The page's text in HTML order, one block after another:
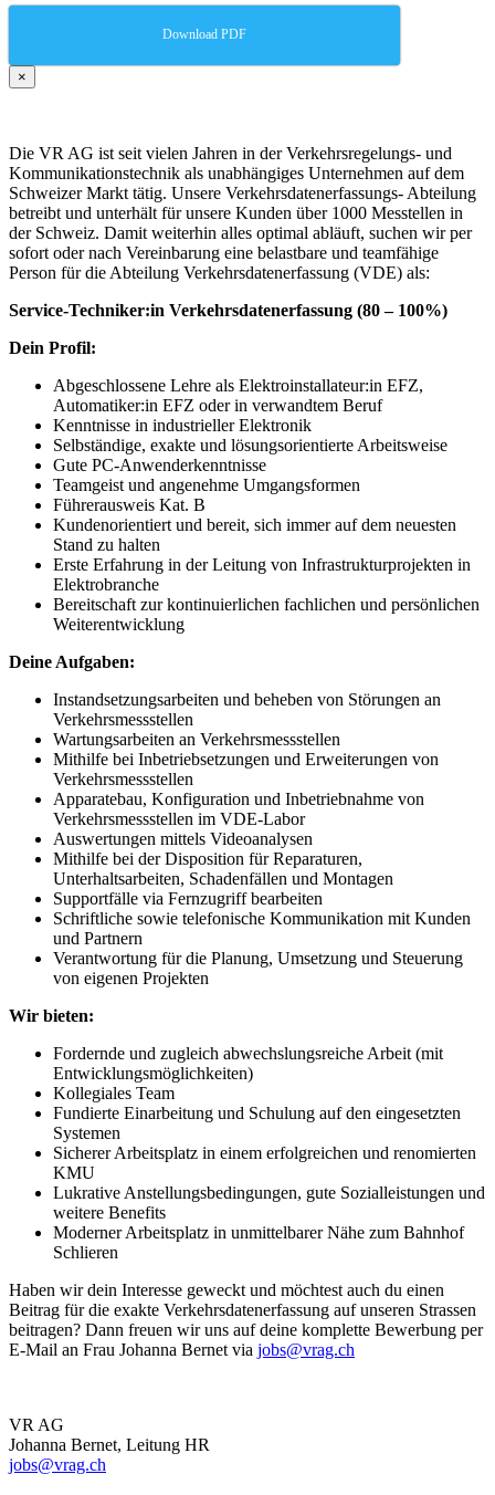
Download PDF
×
Die VR AG ist seit vielen Jahren in der Verkehrsregelungs- und
Kommunikationstechnik als unabhängiges Unternehmen auf dem
Schweizer Markt tätig. Unsere Verkehrsdatenerfassungs- Abteilung
betreibt und unterhält für unsere Kunden über 1000 Messtellen in
der Schweiz. Damit weiterhin alles optimal abläuft, suchen wir per
sofort oder nach Vereinbarung eine belastbare und teamfähige
Person für die Abteilung Verkehrsdatenerfassung (VDE) als:
Service-Techniker:in Verkehrsdatenerfassung (80 – 100%)
Dein Profil:
Abgeschlossene Lehre als Elektroinstallateur:in EFZ,
Automatiker:in EFZ oder in verwandtem Beruf
Kenntnisse in industrieller Elektronik
Selbständige, exakte und lösungsorientierte Arbeitsweise
Gute PC-Anwenderkenntnisse
Teamgeist und angenehme Umgangsformen
Führerausweis Kat. B
Kundenorientiert und bereit, sich immer auf dem neuesten
Stand zu halten
Erste Erfahrung in der Leitung von Infrastrukturprojekten in
Elektrobranche
Bereitschaft zur kontinuierlichen fachlichen und persönlichen
Weiterentwicklung
Deine Aufgaben:
Instandsetzungsarbeiten und beheben von Störungen an
Verkehrsmessstellen
Wartungsarbeiten an Verkehrsmessstellen
Mithilfe bei Inbetriebsetzungen und Erweiterungen von
Verkehrsmessstellen
Apparatebau, Konfiguration und Inbetriebnahme von
Verkehrsmessstellen im VDE-Labor
Auswertungen mittels Videoanalysen
Mithilfe bei der Disposition für Reparaturen,
Unterhaltsarbeiten, Schadenfällen und Montagen
Supportfälle via Fernzugriff bearbeiten
Schriftliche sowie telefonische Kommunikation mit Kunden
und Partnern
Verantwortung für die Planung, Umsetzung und Steuerung
von eigenen Projekten
Wir bieten:
Fordernde und zugleich abwechslungsreiche Arbeit (mit
Entwicklungsmöglichkeiten)
Kollegiales Team
Fundierte Einarbeitung und Schulung auf den eingesetzten
Systemen
Sicherer Arbeitsplatz in einem erfolgreichen und renomierten
KMU
Lukrative Anstellungsbedingungen, gute Sozialleistungen und
weitere Benefits
Moderner Arbeitsplatz in unmittelbarer Nähe zum Bahnhof
Schlieren
Haben wir dein Interesse geweckt und möchtest auch du einen
Beitrag für die exakte Verkehrsdatenerfassung auf unseren Strassen
beitragen? Dann freuen wir uns auf deine komplette Bewerbung per
E-Mail an Frau Johanna Bernet via jobs@vrag.ch
VR AG
Johanna Bernet, Leitung HR
jobs@vrag.ch